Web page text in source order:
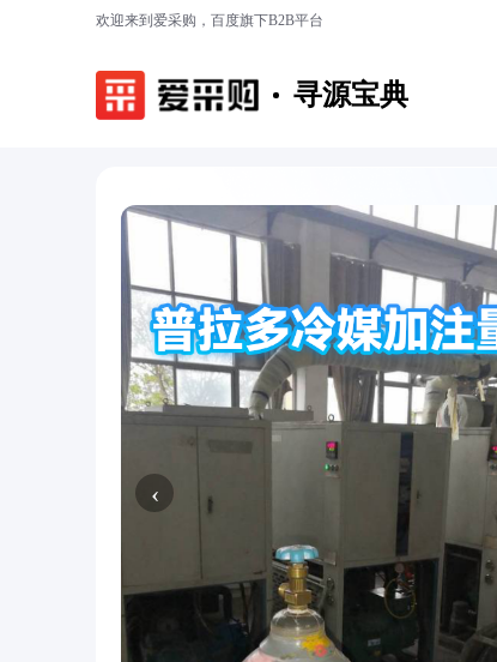
欢迎来到爱采购，百度旗下B2B平台
寻源宝典
‹